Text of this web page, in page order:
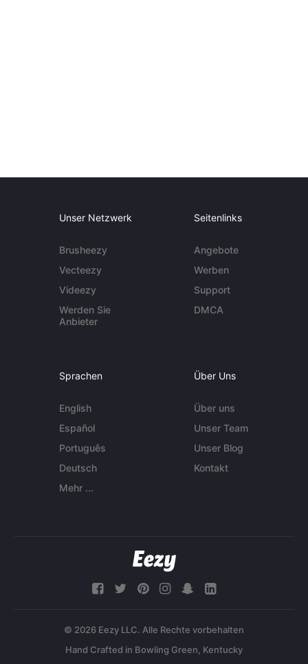
Unser Netzwerk
Brusheezy
Vecteezy
Videezy
Werden Sie
Anbieter
Seitenlinks
Angebote
Werben
Support
DMCA
Sprachen
English
Español
Português
Deutsch
Mehr ...
Über Uns
Über uns
Unser Team
Unser Blog
Kontakt
© 2026 Eezy LLC. Alle Rechte vorbehalten